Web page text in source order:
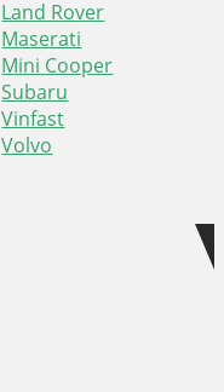
Land Rover
Maserati
Mini Cooper
Subaru
Vinfast
Volvo